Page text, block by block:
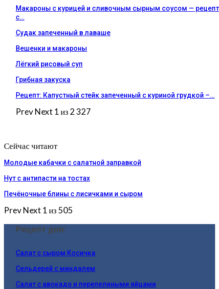
Макароны с курицей и сливочным сырным соусом — рецепт
с…
Судак запеченный в лаваше
Вешенки и макароны
Лёгкий рисовый суп
Грибная закуска
Рецепт: Капустный стейк запеченный с куриной грудкой –…
PrevNext 1 из 2 327
Сейчас читают
Молодые кабачки с салатной заправкой
Нут с антипасти на тостах
Печёночные блины с лисичками и сыром
PrevNext 1 из 505
Рецепт дня:
Салат с сыром Косичка
Сельдерей с миндалем
Салат с авокадо и перепелиными яйцами